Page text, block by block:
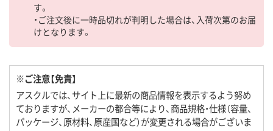
す。
・ご注文後に一時品切れが判明した場合は、入荷次第のお届
けとなります。
※ご注意【免責】
アスクルでは、サイト上に最新の商品情報を表示するよう努め
ておりますが、メーカーの都合等により、商品規格・仕様（容量、
パッケージ、原材料、原産国など）が変更される場合がございま